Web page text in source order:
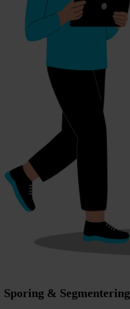
Sporing & Segmentering